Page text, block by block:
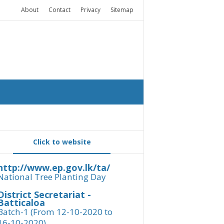
About Contact Privacy Sitemap
Click to website
www.ep.gov.lk/ta/
Tree Planting Day
Secretariat -
1 (From 12-10-2020 to